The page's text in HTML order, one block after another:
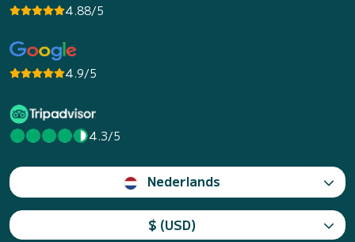
4.88/5
4.9/5
4.3/5
Nederlands
$ (USD)